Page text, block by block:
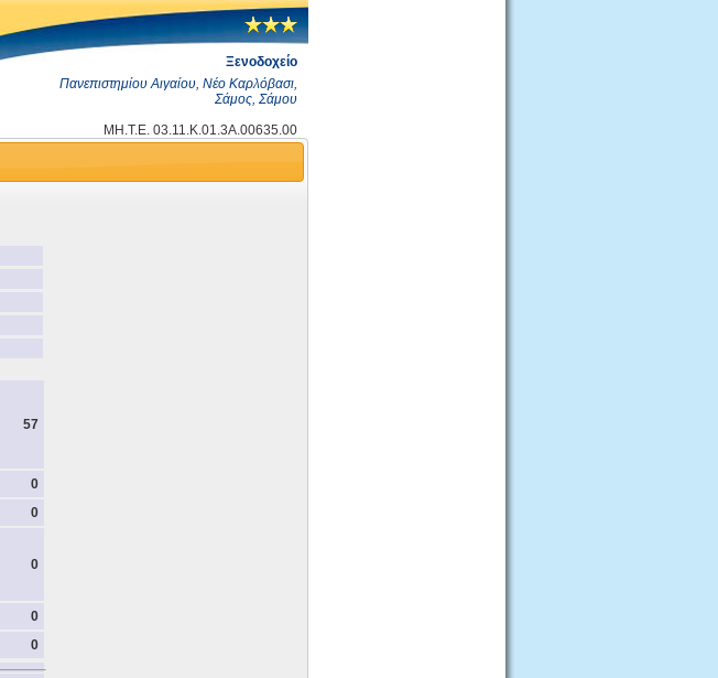
Ξενοδοχείο
Πανεπιστημίου Αιγαίου, Νέο Καρλόβασι,
Σάμος, Σάμου
ΜΗ.Τ.Ε. 03.11.K.01.3A.00635.00
57
0
0
0
0
0